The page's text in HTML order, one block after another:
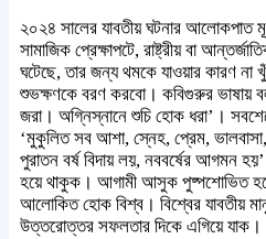
২০২৪ সালের যাবতীয় ঘটনার আলোকপাত
সামাজিক প্রেক্ষাপটে, রাষ্ট্রীয় বা
ঘটেছে, তার জন্য থমকে যাওয়ার কারণ
শুভক্ষণকে বরণ করবো। কবিগুরুর ভাষায়
জরা। অগ্নিস্নানে শুচি হোক ধরা’।
‘মুকুলিত সব আশা, স্নেহ, প্রেম,
পুরাতন বর্ষ বিদায় লয়, নববর্ষের আগমন
হয়ে থাকুক। আগামী আসুক পুষ্পশোভিত
আলোকিত হোক বিশ্ব। বিশ্বের যাবতীয়
উত্তরোত্তর সফলতার দিকে এগিয়ে